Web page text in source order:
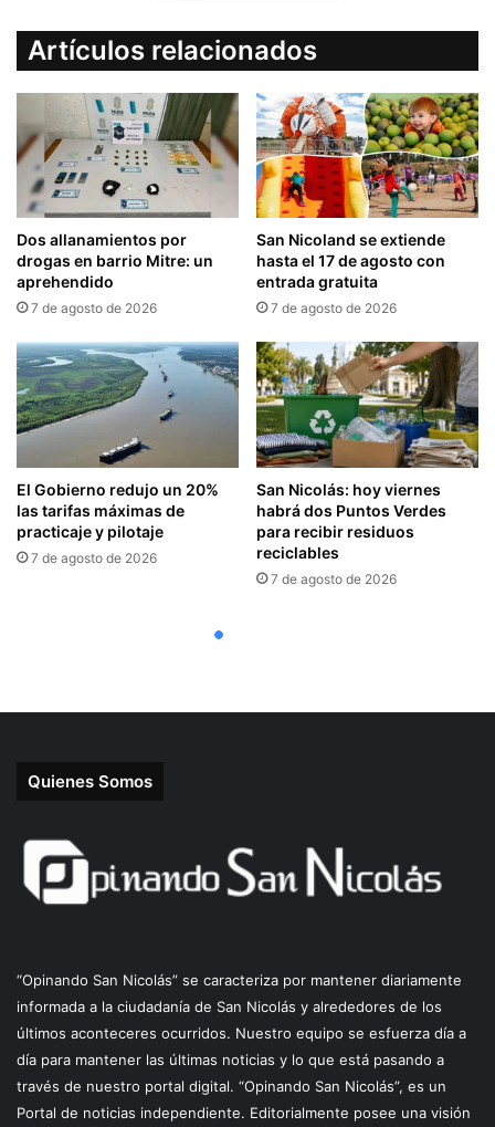
Quienes Somos
“Opinando San Nicolás” se caracteriza por mantener diariamente
informada a la ciudadanía de San Nicolás y alrededores de los
últimos aconteceres ocurridos. Nuestro equipo se esfuerza día a
día para mantener las últimas noticias y lo que está pasando a
través de nuestro portal digital. “Opinando San Nicolás”, es un
Portal de noticias independiente. Editorialmente posee una visión